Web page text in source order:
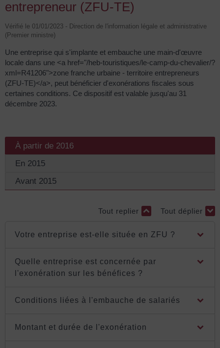
entrepreneur (ZFU-TE)
Vérifié le 01/01/2023 - Direction de l'information légale et administrative
(Premier ministre)
Une entreprise qui s'implante et embauche une main-d'œuvre
locale dans une <a href="/heb-touristiques/le-camp-du-chevalier/?
xml=R41206">zone franche urbaine - territoire entrepreneurs
(ZFU-TE)</a>, peut bénéficier d'exonérations fiscales sous
certaines conditions. Ce dispositif est valable jusqu'au 31
décembre 2023.
À partir de 2016
En 2015
Avant 2015
Tout replier Tout déplier
Votre entreprise est-elle située en ZFU ?
Quelle entreprise est concernée par
l'exonération sur les bénéfices ?
Conditions liées à l'embauche de salariés
Montant et durée de l'exonération